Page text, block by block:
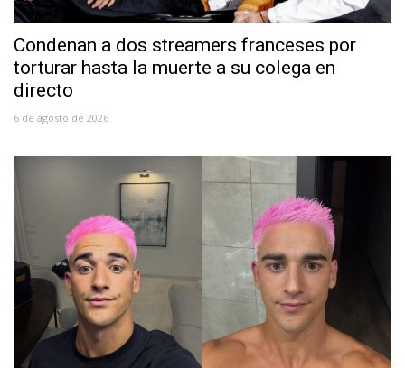
Condenan a dos streamers franceses por
torturar hasta la muerte a su colega en
directo
6 de agosto de 2026